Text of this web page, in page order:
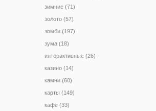
зимние (71)
золото (57)
зомби (197)
зума (18)
интерактивные (26)
казино (14)
камни (60)
карты (149)
кафе (33)